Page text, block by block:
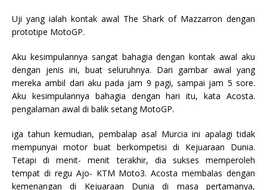
Uji yang ialah kontak awal The Shark of Mazzarron dengan
prototipe MotoGP.
Aku kesimpulannya sangat bahagia dengan kontak awal aku
dengan jenis ini, buat seluruhnya. Dari gambar awal yang
mereka ambil dari aku pada jam 9 pagi, sampai jam 5 sore.
Aku kesimpulannya bahagia dengan hari itu, kata Acosta.
pengalaman awal di balik setang MotoGP.
iga tahun kemudian, pembalap asal Murcia ini apalagi tidak
mempunyai motor buat berkompetisi di Kejuaraan Dunia.
Tetapi di menit- menit terakhir, dia sukses memperoleh
tempat di regu Ajo- KTM Moto3. Acosta membalas dengan
kemenangan di Kejuaraan Dunia di masa pertamanya,